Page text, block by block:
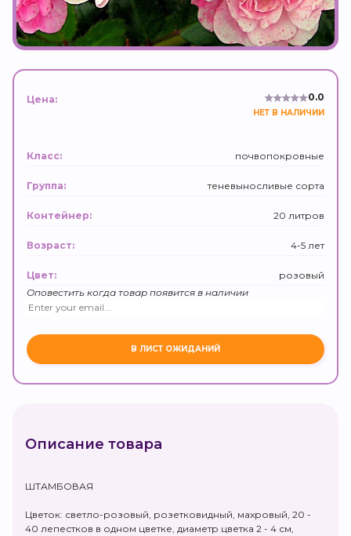
Цена: 0.0
НЕТ В НАЛИЧИИ
Класс: почвопокровные
Группа: теневыносливые сорта
Контейнер: 20 литров
Возраст: 4-5 лет
Цвет:
розовый
Оповестить когда товар появится в наличии
Описание товара
ШТАМБОВАЯ
Цветок: светло-розовый, розетковидный, махровый, 20 -
40 лепестков в одном цветке, диаметр цветка 2 - 4 см,